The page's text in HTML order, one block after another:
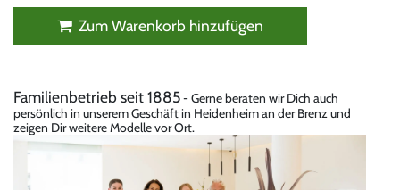
Zum Warenkorb hinzufügen
Familienbetrieb seit 1885- Gerne beraten wir Dich auch
persönlich in unserem Geschäft in Heidenheim an der Brenz und
zeigen Dir weitere Modelle vor Ort.